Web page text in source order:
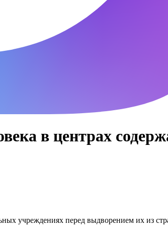
в центрах
учреждениях перед выдворением их из